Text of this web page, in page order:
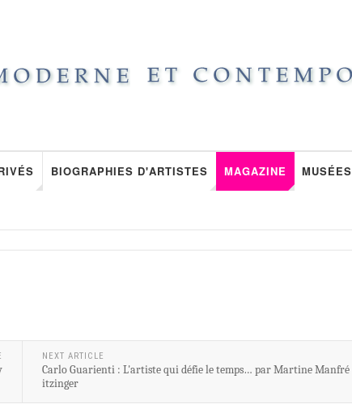
BIOGRAPHIES D'ARTISTES MAGAZINE MUSÉES
NEXT ARTICLE
Carlo Guarienti : L'artiste qui défie le temps… par Martine Manfré
itzinger